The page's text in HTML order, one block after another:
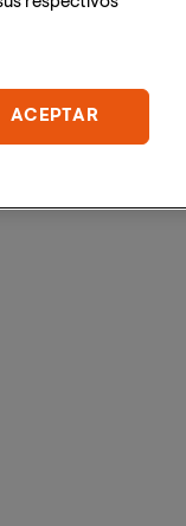
ACEPTAR